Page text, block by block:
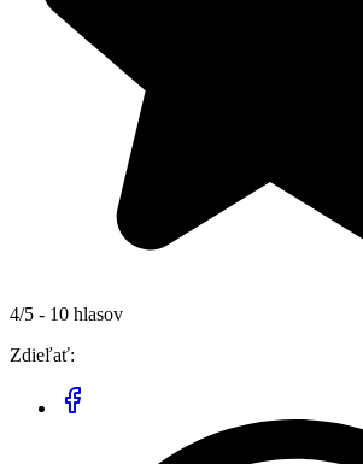
4/5 - 10 hlasov
Zdieľať: